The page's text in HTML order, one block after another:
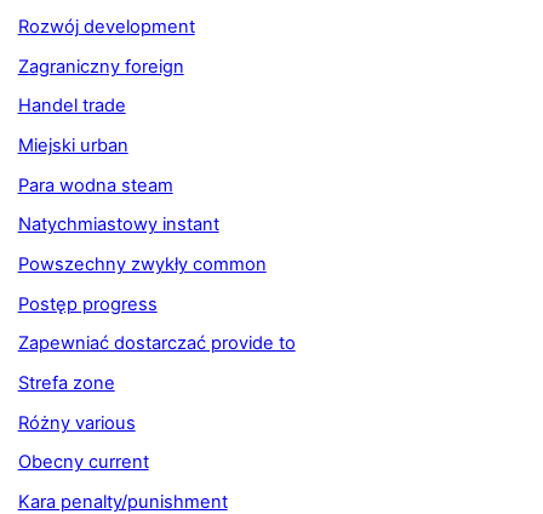
Rozwój development
Zagraniczny foreign
Handel trade
Miejski urban
Para wodna steam
Natychmiastowy instant
Powszechny zwykły common
Postęp progress
Zapewniać dostarczać provide to
Strefa zone
Różny various
Obecny current
Kara penalty/punishment